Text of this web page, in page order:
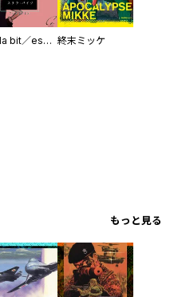
Stella bit／es【単話版】 終末ミッケ
もっと見る